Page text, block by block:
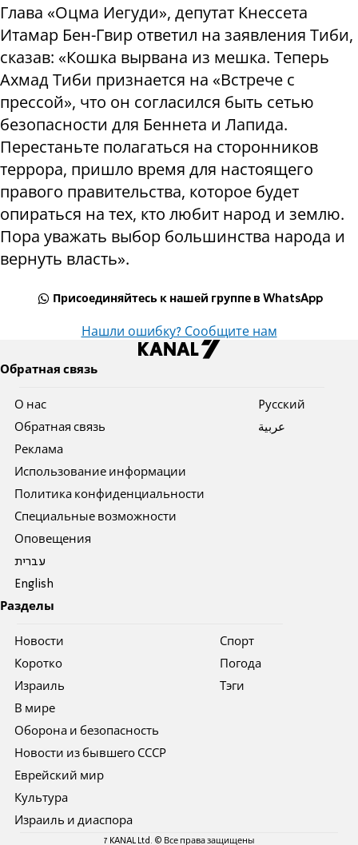
Глава «Оцма Иегуди», депутат Кнессета
Итамар Бен-Гвир ответил на заявления Тиби,
сказав: «Кошка вырвана из мешка. Теперь
Ахмад Тиби признается на «Встрече с
прессой», что он согласился быть сетью
безопасности для Беннета и Лапида.
Перестаньте полагаться на сторонников
террора, пришло время для настоящего
правого правительства, которое будет
опираться на тех, кто любит народ и землю.
Пора уважать выбор большинства народа и
вернуть власть».
Присоединяйтесь к нашей группе в WhatsApp
Нашли ошибку? Сообщите нам
Обратная связь
О нас
Обратная связь
Реклама
Использование информации
Политика конфиденциальности
Специальные возможности
Оповещения
עברית
English
Pусский
عربية
Разделы
Новости
Коротко
Израиль
В мире
Оборона и безопасность
Новости из бывшего СССР
Еврейский мир
Культура
Израиль и диаспора
Спорт
Погода
Тэги
7 KANAL Ltd. © Все права защищены